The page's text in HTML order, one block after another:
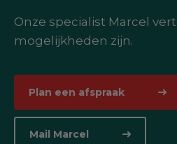
Onze specialist Marcel
mogelijkheden zijn.
Plan een afspraak
Mail Marcel